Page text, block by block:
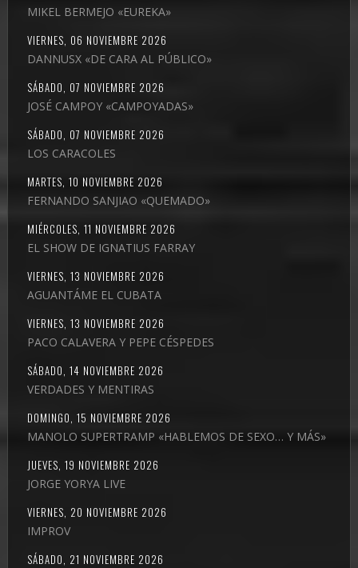
MIKEL BERMEJO «EUREKA»
VIERNES, 06 NOVIEMBRE 2026
DANNUSX «DE CARA AL PÚBLICO»
SÁBADO, 07 NOVIEMBRE 2026
JOSÉ CAMPOY «CAMPOYADAS»
SÁBADO, 07 NOVIEMBRE 2026
LOS CARACOLES
MARTES, 10 NOVIEMBRE 2026
FERNANDO SANJIAO «QUEMADO»
MIÉRCOLES, 11 NOVIEMBRE 2026
EL SHOW DE IGNATIUS FARRAY
VIERNES, 13 NOVIEMBRE 2026
AGUANTÁME EL CUBATA
VIERNES, 13 NOVIEMBRE 2026
PACO CALAVERA Y PEPE CÉSPEDES
SÁBADO, 14 NOVIEMBRE 2026
VERDADES Y MENTIRAS
DOMINGO, 15 NOVIEMBRE 2026
MANOLO SUPERTRAMP «HABLEMOS DE SEXO… Y MÁS»
JUEVES, 19 NOVIEMBRE 2026
JORGE YORYA LIVE
VIERNES, 20 NOVIEMBRE 2026
IMPROV
SÁBADO, 21 NOVIEMBRE 2026